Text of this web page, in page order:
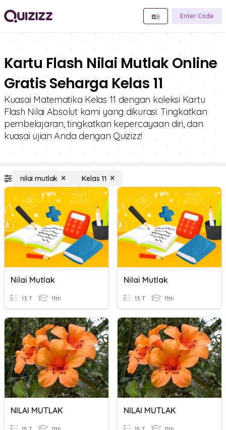
Enter Code
Kartu Flash Nilai Mutlak Online
Gratis Seharga Kelas 11
Kuasai Matematika Kelas 11 dengan koleksi Kartu
Flash Nilai Absolut kami yang dikurasi. Tingkatkan
pembelajaran, tingkatkan kepercayaan diri, dan
kuasai ujian Anda dengan Quizizz!
nilai mutlak Kelas 11
Nilai Mutlak
13 T 11th
Nilai Mutlak
13 T 11th
NILAI MUTLAK NILAI MUTLAK